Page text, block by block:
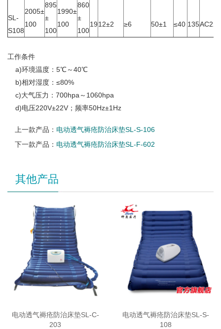
SL-
S108
2005±
100
895
±
100
1990±
100
860
±
100
1912±2 ≥6 50±1 ≤40 135
工作条件
a)环境温度：5℃～40℃
b)相对湿度：≤80%
c)大气压力：700hpa～1060hpa
d)电压220V±22V；频率50Hz±1Hz
上一款产品： 电动透气褥疮防治床垫SL-S-106
下一款产品： 电动透气褥疮防治床垫SL-F-602
其他产品
电动透气褥疮防治床垫SL-C-
203
电动透气褥疮防治床垫SL-S-
108